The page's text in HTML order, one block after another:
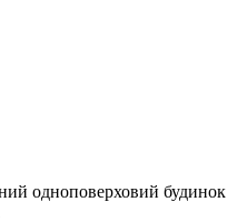
одноповерховий будинок